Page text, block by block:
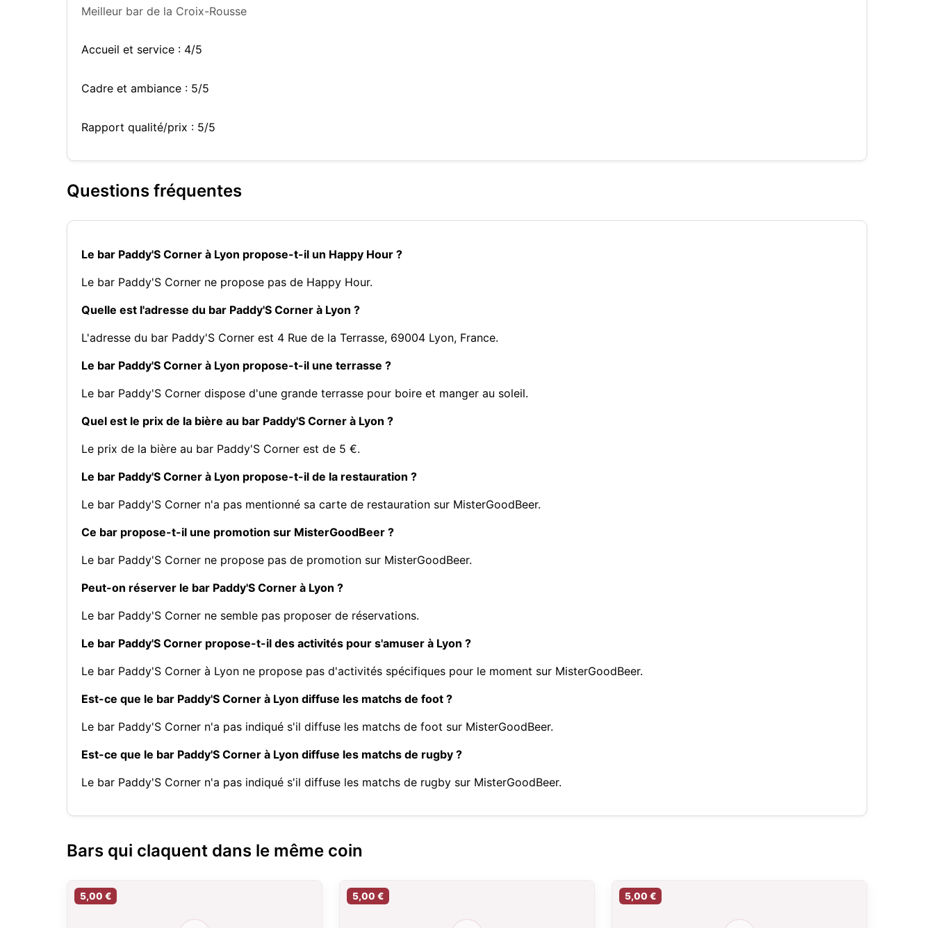
Meilleur bar de la Croix-Rousse
Accueil et service : 4/5
Cadre et ambiance : 5/5
Rapport qualité/prix : 5/5
Questions fréquentes
Le bar Paddy'S Corner à Lyon propose-t-il un Happy Hour ?
Le bar Paddy'S Corner ne propose pas de Happy Hour.
Quelle est l'adresse du bar Paddy'S Corner à Lyon ?
L'adresse du bar Paddy'S Corner est 4 Rue de la Terrasse, 69004 Lyon, France.
Le bar Paddy'S Corner à Lyon propose-t-il une terrasse ?
Le bar Paddy'S Corner dispose d'une grande terrasse pour boire et manger au soleil.
Quel est le prix de la bière au bar Paddy'S Corner à Lyon ?
Le prix de la bière au bar Paddy'S Corner est de 5 €.
Le bar Paddy'S Corner à Lyon propose-t-il de la restauration ?
Le bar Paddy'S Corner n'a pas mentionné sa carte de restauration sur MisterGoodBeer.
Ce bar propose-t-il une promotion sur MisterGoodBeer ?
Le bar Paddy'S Corner ne propose pas de promotion sur MisterGoodBeer.
Peut-on réserver le bar Paddy'S Corner à Lyon ?
Le bar Paddy'S Corner ne semble pas proposer de réservations.
Le bar Paddy'S Corner propose-t-il des activités pour s'amuser à Lyon ?
Le bar Paddy'S Corner à Lyon ne propose pas d'activités spécifiques pour le moment sur MisterGoodBeer.
Est-ce que le bar Paddy'S Corner à Lyon diffuse les matchs de foot ?
Le bar Paddy'S Corner n'a pas indiqué s'il diffuse les matchs de foot sur MisterGoodBeer.
Est-ce que le bar Paddy'S Corner à Lyon diffuse les matchs de rugby ?
Le bar Paddy'S Corner n'a pas indiqué s'il diffuse les matchs de rugby sur MisterGoodBeer.
Bars qui claquent dans le même coin
5,00 € 5,00 € 5,00 €